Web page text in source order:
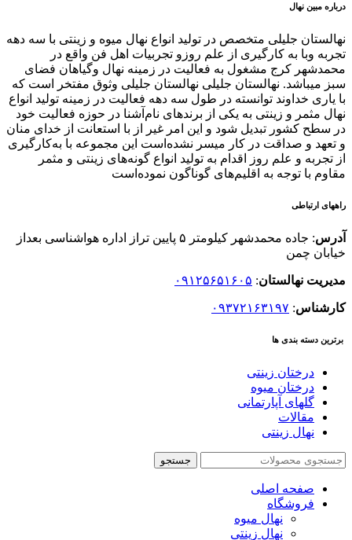
درباره مبین نهال
نهالستان جلیلی متخصص در تولید انواع نهال میوه و زینتی با سه دهه
تجربه وبا به کارگیری از علم روزو تجربیات اهل فن واقع در
محمدشهر کرج مشغول به فعالیت در زمینه نهال وگیاهان فضای
سبز میباشد. نهالستان جلیلی نهالستان جلیلی وثوق مفتخر است که
با یاری خداوند توانسته در طول سه دهه فعالیت در زمینه تولید انواع
نهال مثمر و زینتی به یکی از برندهای نام‌آشنا در حوزه فعالیت خود
در سطح کشور تبدیل شود و این امر غیر از با استعانت از خدای منان
و تعهد و صداقت در کار میسر نشده‌است این مجموعه با به‌کارگیری
از تجربه و علم روز اقدام به تولید انواع گونه‌های زینتی و مثمر
مقاوم با توجه به اقلیم‌های گوناگون نموده‌است
راههای ارتباطی
آدرس
: جاده محمدشهر کیلومتر ۵ پایین تراز اداره هواشناسی بعداز
خیابان چمن
مدیریت نهالستان: ۰۹۱۲۵۶۵۱۶۰۵
کارشناس: ۰۹۳۷۲۱۶۳۱۹۷
برترین دسته بندی ها
درختان زینتی
درختان میوه
گلهای آپارتمانی
مقالات
نهال زینتی
جستجو
صفحه اصلی
فروشگاه
نهال میوه
نهال زینتی